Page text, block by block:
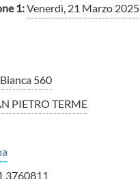
1:Venerdì, 21 Marzo 2025
560
PIETRO TERME
3760811